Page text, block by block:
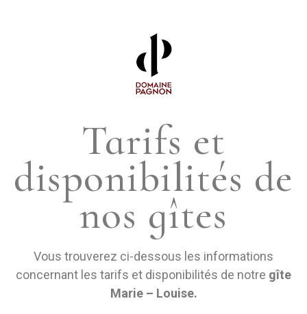
Tarifs et
disponibilités de
nos gîtes
Vous trouverez ci-dessous les informations
concernant les tarifs et disponibilités de notre gîte
Marie – Louise.